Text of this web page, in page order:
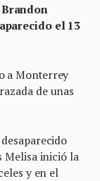
el 13
a Monterrey
de unas
Melisa inició la
y en el